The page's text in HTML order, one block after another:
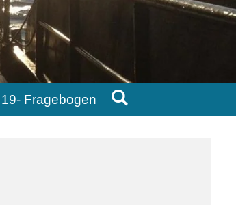
Fragebogen